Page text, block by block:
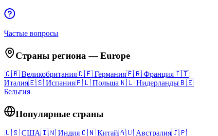
Частые вопросы
Страны региона —Europe
🇬🇧 Великобритания🇩🇪 Германия🇫🇷 Франция🇮🇹
Италия🇪🇸 Испания🇵🇱 Польша🇳🇱 Нидерланды🇧🇪
Бельгия
Популярные страны
🇺🇸 США🇮🇳 Индия🇨🇳 Китай🇦🇺 Австралия🇯🇵